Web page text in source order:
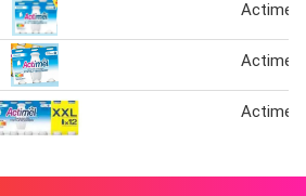
Actimel
Actimel
Actimel